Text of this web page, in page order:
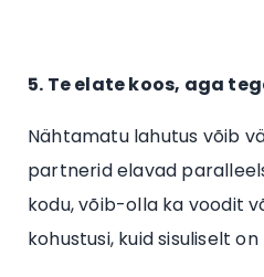
5. Te elate koos, aga
Nähtamatu lahutus võib
partnerid elavad
kodu, võib-olla ka voodit
kohustusi, kuid sisuliselt